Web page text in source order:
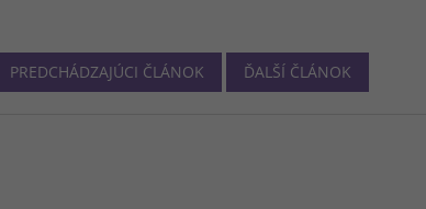
PREDCHÁDZAJÚCI ČLÁNOK ĎALŠÍ ČLÁNOK